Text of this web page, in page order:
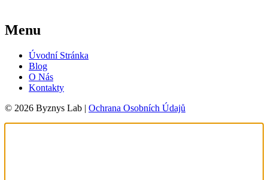
Menu
Úvodní Stránka
Blog
O Nás
Kontakty
© 2026 Byznys Lab | Ochrana Osobních Údajů